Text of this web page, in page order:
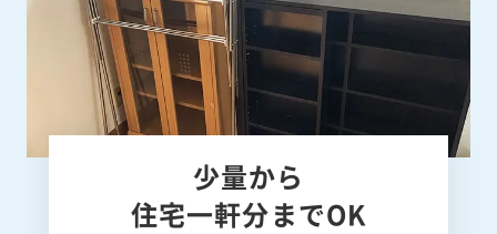
少量から
住宅一軒分までOK